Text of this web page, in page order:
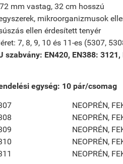
mm vastag, 32 cm hosszú
mikroorganizmusok
ellen érdesített tenyér
7, 8, 9, 10 és 11-es (5307,
szabvány: EN420, EN388:
egység: 10 pár/csomag
NEOPRÉN,
NEOPRÉN,
NEOPRÉN,
NEOPRÉN,
NEOPRÉN,